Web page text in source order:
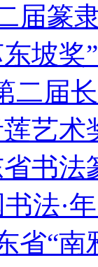
届篆
坡
二届
艺
省书
书法·
省“